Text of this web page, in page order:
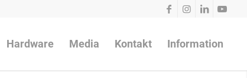
Hardware Media Kontakt Information